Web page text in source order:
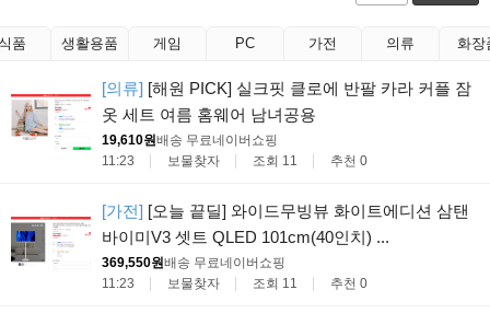
품 생활용품 게임 PC 가전 의류 화장
[의류] [해원 PICK] 실크핏 클로에 반팔 카라 커플 잠
옷 세트 여름 홈웨어 남녀공용
19,610원배송 무료네이버쇼핑
11:23
보물찾자 조회 11 추천 0
[가전] [오늘 끝딜] 와이드무빙뷰 화이트에디션 삼탠
바이미V3 셋트 QLED 101cm(40인치) ...
369,550원배송 무료네이버쇼핑
11:23
보물찾자 조회 11 추천 0